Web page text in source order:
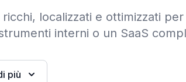
localizzati e ottimizzati per
interni o un SaaS
più